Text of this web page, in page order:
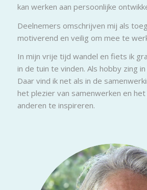
kan werken aan persoonlijke
Deelnemers omschrijven mij als
motiverend en veilig om mee te
In mijn vrije tijd wandel en fiets ik
in de tuin te vinden. Als hobby zing
Daar vind ik net als in de
het plezier van samenwerken en
anderen te inspireren.